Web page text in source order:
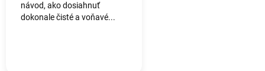
návod, ako dosiahnuť
dokonale čisté a voňavé...